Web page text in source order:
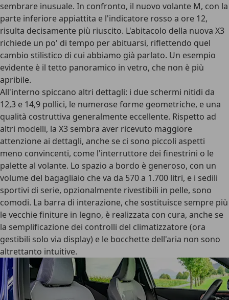
sembrare inusuale. In confronto, il nuovo volante M, con la
parte inferiore appiattita e l'indicatore rosso a ore 12,
risulta decisamente più riuscito. L'abitacolo della nuova X3
richiede un po' di tempo per abituarsi, riflettendo quel
cambio stilistico di cui abbiamo già parlato. Un esempio
evidente è il tetto panoramico in vetro, che non è più
apribile.
All'interno spiccano altri dettagli: i due schermi nitidi da
12,3 e 14,9 pollici, le numerose forme geometriche, e una
qualità costruttiva generalmente eccellente. Rispetto ad
altri modelli, la X3 sembra aver ricevuto maggiore
attenzione ai dettagli, anche se ci sono piccoli aspetti
meno convincenti, come l'interruttore dei finestrini o le
palette al volante. Lo spazio a bordo è generoso, con un
volume del bagagliaio che va da 570 a 1.700 litri, e i sedili
sportivi di serie, opzionalmente rivestibili in pelle, sono
comodi. La barra di interazione, che sostituisce sempre più
le vecchie finiture in legno, è realizzata con cura, anche se
la semplificazione dei controlli del climatizzatore (ora
gestibili solo via display) e le bocchette dell'aria non sono
altrettanto intuitive.